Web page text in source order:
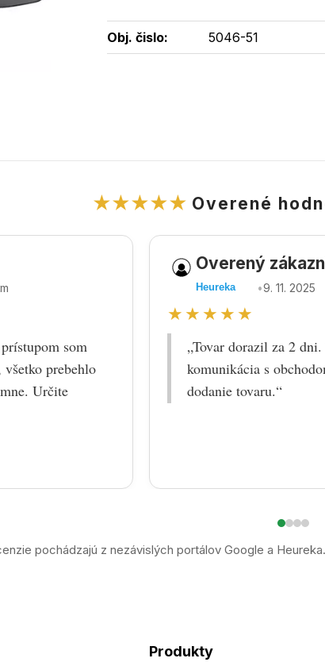
Obj. čislo: 5046-51
★★★★★ Overené
som
prebehlo
Určite
Overený
Heureka •9. 11. 2025
★★★★★
„Tovar dorazil za 2
komunikácia s
dodanie tovaru.“
pochádzajú z nezávislých portálov Google a
Produkty